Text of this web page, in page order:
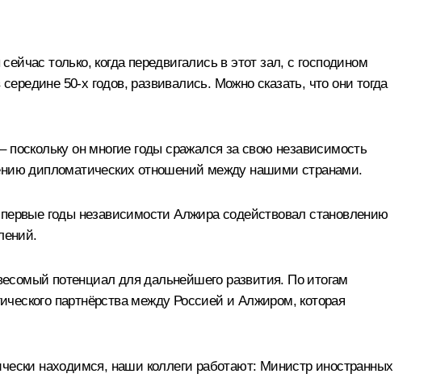
только, когда передвигались в этот зал, с господином
50-х годов, развивались. Можно сказать, что они тогда
он многие годы сражался за свою независимость
дипломатических отношений между нашими странами.
годы независимости Алжира содействовал становлению
потенциал для дальнейшего развития. По итогам
партнёрства между Россией и Алжиром, которая
находимся, наши коллеги работают: Министр иностранных